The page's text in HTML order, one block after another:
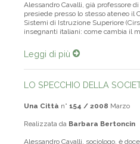
Alessandro Cavalli, già professore
presiede presso lo stesso ateneo il
Sistemi di Istruzione Superiore
insegnanti italiani: come cambia il
Leggi di più
LO SPECCHIO DELLA
Una Città n° 154 / 2008 Marzo
Realizzata da Barbara Bertoncin
Alessandro Cavalli, sociologo, è